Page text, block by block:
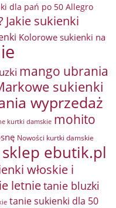
dla pań po 50 Allegro
Jakie sukienki
Kolorowe sukienki na
mango ubrania
sukienki
wyprzedaż
kurtki damskie mohito
Nowości kurtki damskie
sklep ebutik.pl
włoskie i
letnietanie bluzki
tanie sukienki dla 50